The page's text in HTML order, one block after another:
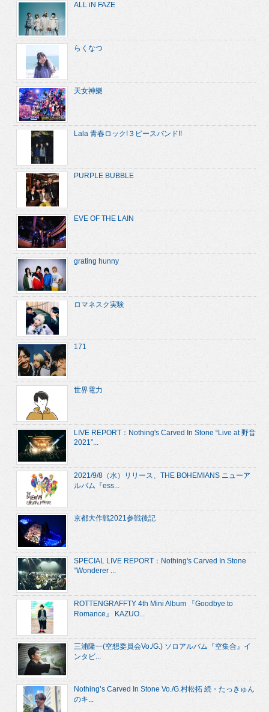
ALL iN FAZE
らくなつ
天女神樂
Lala 青春ロック!３ピースバンド!!
PURPLE BUBBLE
EVE OF THE LAIN
grating hunny
ロマネスク実験
171
世界電力
LIVE REPORT：Nothing's Carved In Stone “Live at 野音
2021”...
2021/9/8（水）リリース、THE BOHEMIANS ニューア
ルバム『ess...
京都大作戦2021参戦後記
SPECIAL LIVE REPORT：Nothing's Carved In Stone
“Wonderer ...
ROTTENGRAFFTY 4th Mini Album 『Goodbye to
Romance』 KAZUO...
三浦隆一(空想委員会Vo./G.) ソロアルバム『空集合』イ
ンタビ...
Nothing’s Carved In Stone Vo./G.村松拓 続・たっきゅん
のキ...